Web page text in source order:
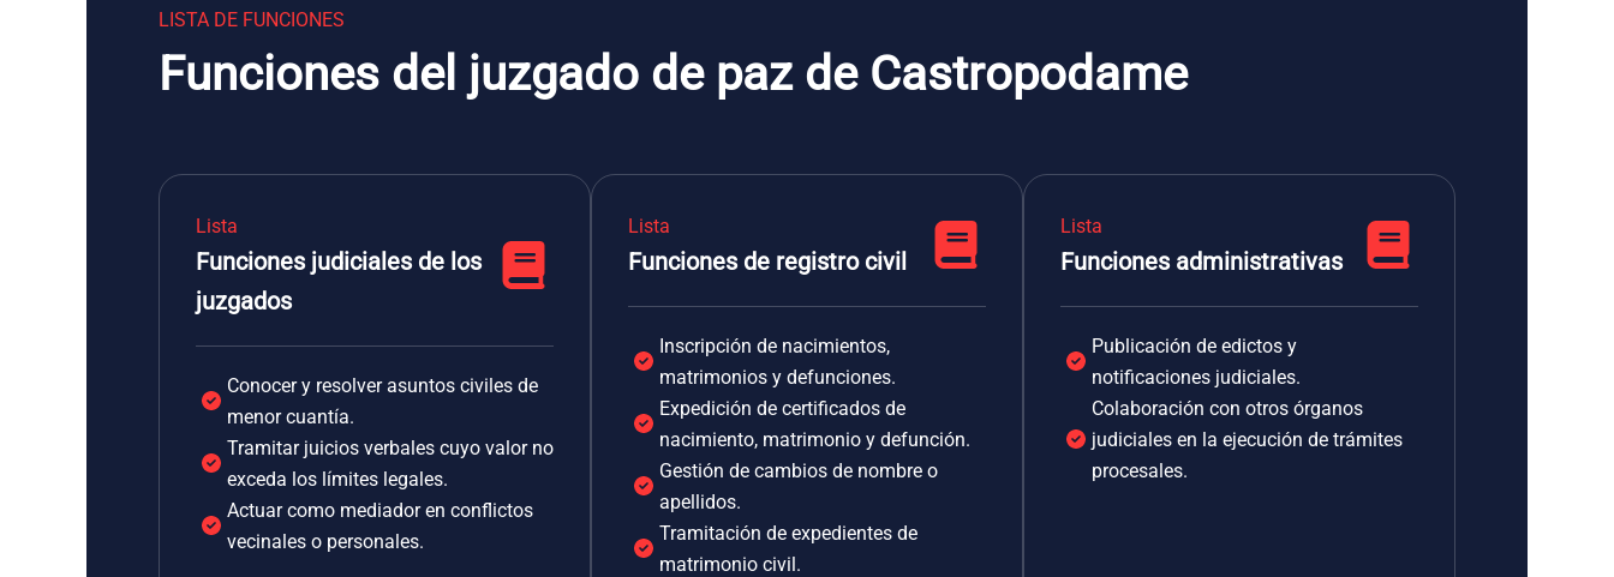
LISTA DE FUNCIONES
Funciones del juzgado de paz de Castropodame
Lista
Funciones judiciales de los
juzgados
Conocer y resolver asuntos civiles de
menor cuantía.
Tramitar juicios verbales cuyo valor no
exceda los límites legales.
Actuar como mediador en conflictos
vecinales o personales.
Lista
Funciones de registro civil
Inscripción de nacimientos,
matrimonios y defunciones.
Expedición de certificados de
nacimiento, matrimonio y defunción.
Gestión de cambios de nombre o
apellidos.
Tramitación de expedientes de
matrimonio civil.
Lista
Funciones administrativas
Publicación de edictos y
notificaciones judiciales.
Colaboración con otros órganos
judiciales en la ejecución de trámites
procesales.